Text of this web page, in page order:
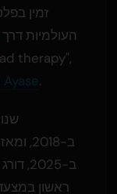
העולמיות דרך
ה-YouTube הרשמי של Ayase.
VOCALOID ב-2018, ומאז סיפק שירים לאמנים כמו
ראשון